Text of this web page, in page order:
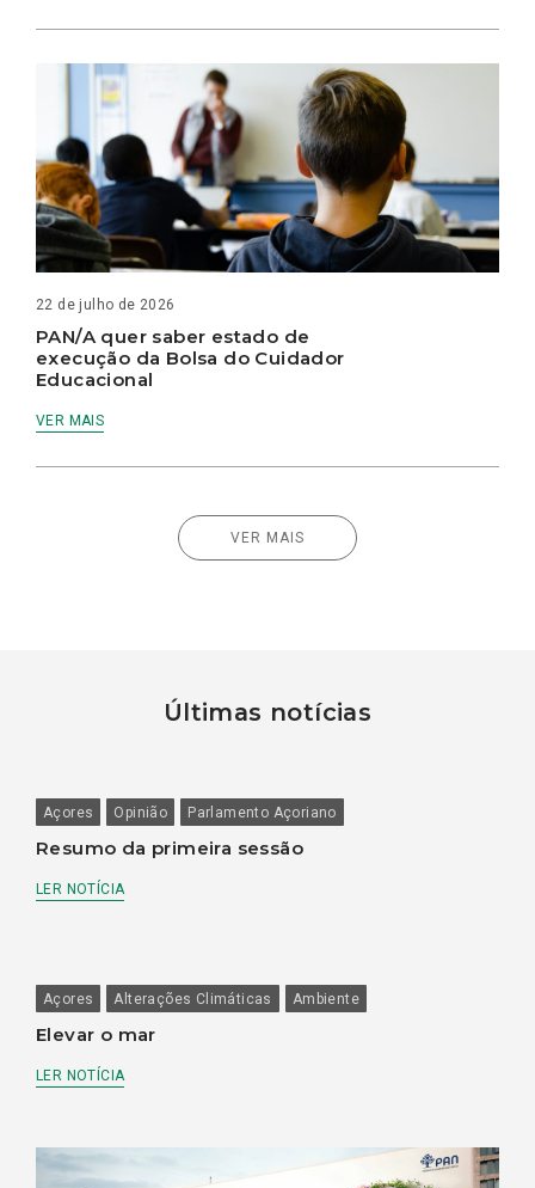
22 de julho de 2026
PAN/A quer saber estado de
execução da Bolsa do Cuidador
Educacional
VER MAIS
VER MAIS
Últimas notícias
Açores Opinião Parlamento Açoriano
Resumo da primeira sessão
LER NOTÍCIA
Açores Alterações Climáticas Ambiente
Elevar o mar
LER NOTÍCIA